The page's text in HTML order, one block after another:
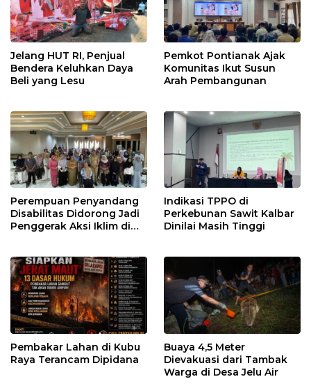
Jelang HUT RI, Penjual
Bendera Keluhkan Daya
Beli yang Lesu
Pemkot Pontianak Ajak
Komunitas Ikut Susun
Arah Pembangunan
Perempuan Penyandang
Disabilitas Didorong Jadi
Penggerak Aksi Iklim di
Indikasi TPPO di
Perkebunan Sawit Kalbar
Dinilai Masih Tinggi
Pembakar Lahan di Kubu
Raya Terancam Dipidana
Buaya 4,5 Meter
Dievakuasi dari Tambak
Warga di Desa Jelu Air